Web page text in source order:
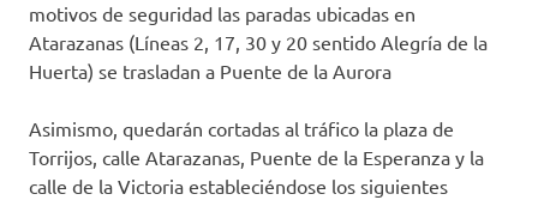
motivos de seguridad las paradas ubicadas en
Atarazanas (Líneas 2, 17, 30 y 20 sentido Alegría de la
Huerta) se trasladan a Puente de la Aurora
Asimismo, quedarán cortadas al tráfico la plaza de
Torrijos, calle Atarazanas, Puente de la Esperanza y la
calle de la Victoria estableciéndose los siguientes